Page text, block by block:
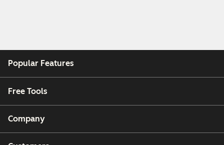
Popular Features
Free Tools
Company